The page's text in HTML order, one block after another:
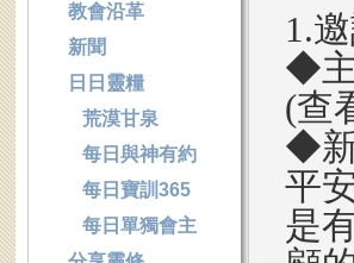
1.
◆主
(查
◆新
平
是
教會沿革
新聞
日日靈糧
荒漠甘泉
每日與神有約
每日寶訓365
每日單獨會主